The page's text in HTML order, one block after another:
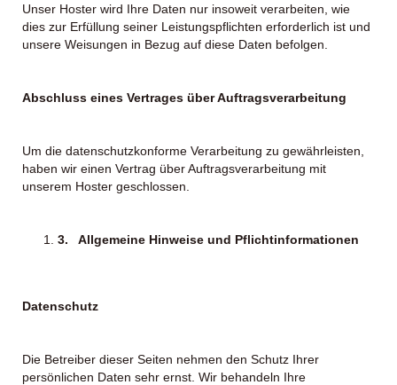
Unser Hoster wird Ihre Daten nur insoweit verarbeiten, wie
dies zur Erfüllung seiner Leistungspflichten erforderlich ist und
unsere Weisungen in Bezug auf diese Daten befolgen.
Abschluss eines Vertrages über Auftragsverarbeitung
Um die datenschutzkonforme Verarbeitung zu gewährleisten,
haben wir einen Vertrag über Auftragsverarbeitung mit
unserem Hoster geschlossen.
3. Allgemeine Hinweise und Pflichtinformationen
Datenschutz
Die Betreiber dieser Seiten nehmen den Schutz Ihrer
persönlichen Daten sehr ernst. Wir behandeln Ihre